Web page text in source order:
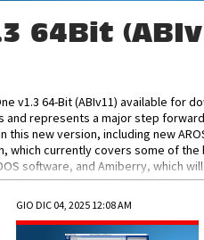
64Bit
v1.3 64-Bit (ABIv11) available for
and represents a major step
this new version, including new
which currently covers some of
software, and Amiberry, which
64-Bit-v11 ISO/IMG/: Download
GIO DIC 04, 2025 12:08 AM